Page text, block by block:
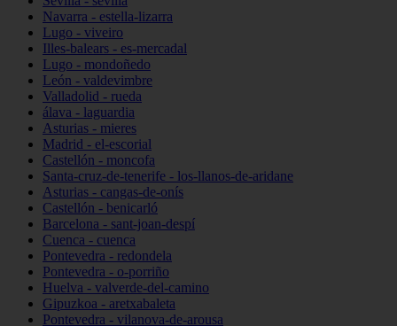
Navarra - estella-lizarra
Lugo - viveiro
Illes-balears - es-mercadal
Lugo - mondoñedo
León - valdevimbre
Valladolid - rueda
álava - laguardia
Asturias - mieres
Madrid - el-escorial
Castellón - moncofa
Santa-cruz-de-tenerife - los-llanos-de-aridane
Asturias - cangas-de-onís
Castellón - benicarló
Barcelona - sant-joan-despí
Cuenca - cuenca
Pontevedra - redondela
Pontevedra - o-porriño
Huelva - valverde-del-camino
Gipuzkoa - aretxabaleta
Pontevedra - vilanova-de-arousa